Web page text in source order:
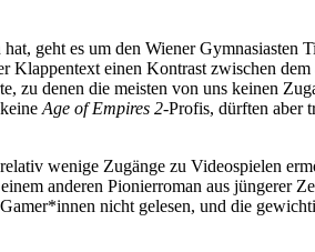
geht es um den Wiener
einen Kontrast zwischen
zu denen die meisten von uns keinen
Age of Empires 2-Profis, dürften aber
wenige Zugänge zu Videospielen
anderen Pionierroman aus jüngerer
nicht gelesen, und die